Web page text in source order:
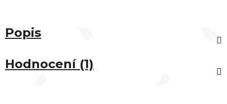
Popis
Hodnocení (1)